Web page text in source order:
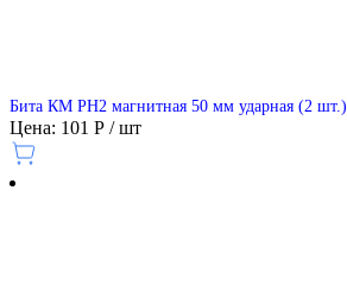
Бита КМ PH2 магнитная 50 мм ударная (2 шт.)
Цена: 101 Р / шт